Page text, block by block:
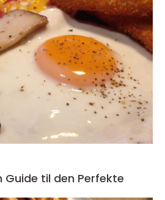
Guide til den Perfekte